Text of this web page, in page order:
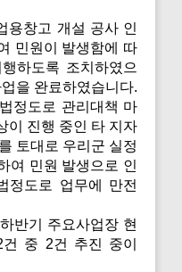
용창고 개설 공사 인
민원이 발생함에 따
하도록 조치하였으
을 완료하였습니다.
정도로 관리대책 마
이 진행 중인 타 지자
토대로 우리군 실정
여 민원 발생으로 인
정도로 업무에 만전
반기 주요사업장 현
중 2건 추진 중이